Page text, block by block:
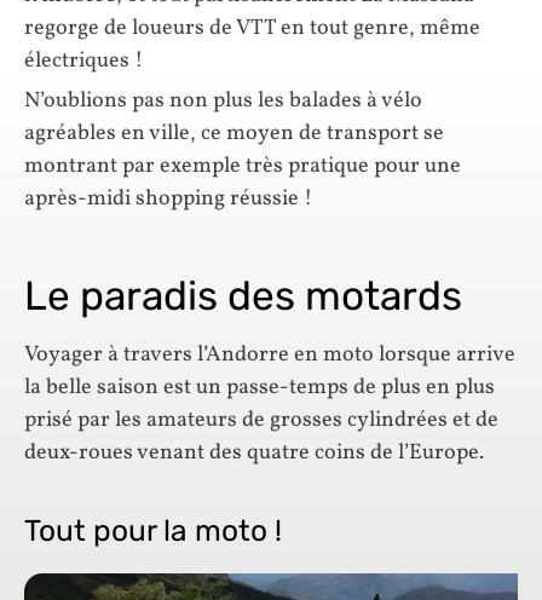
regorge de loueurs de VTT en tout genre, même
électriques !
N’oublions pas non plus les balades à vélo
agréables en ville, ce moyen de transport se
montrant par exemple très pratique pour une
après-midi shopping réussie !
Le paradis des motards
Voyager à travers l’Andorre en moto lorsque arrive
la belle saison est un passe-temps de plus en plus
prisé par les amateurs de grosses cylindrées et de
deux-roues venant des quatre coins de l’Europe.
Tout pour la moto !